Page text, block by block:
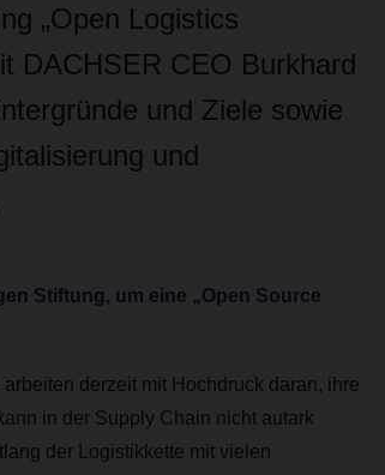
„Open Logistics
DACHSER CEO Burkhard
und Ziele sowie
und
Stiftung, um eine „Open Source
derzeit mit Hochdruck daran, ihre
in der Supply Chain nicht autark
der Logistikkette mit vielen